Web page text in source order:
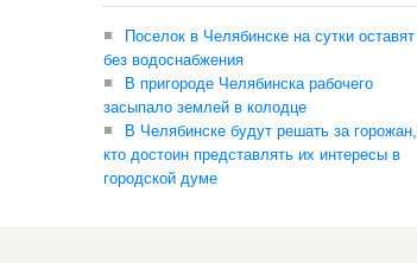
Поселок в Челябинске на сутки оставят
без водоснабжения
В пригороде Челябинска рабочего
засыпало землей в колодце
В Челябинске будут решать за горожан,
кто достоин представлять их интересы в
городской думе